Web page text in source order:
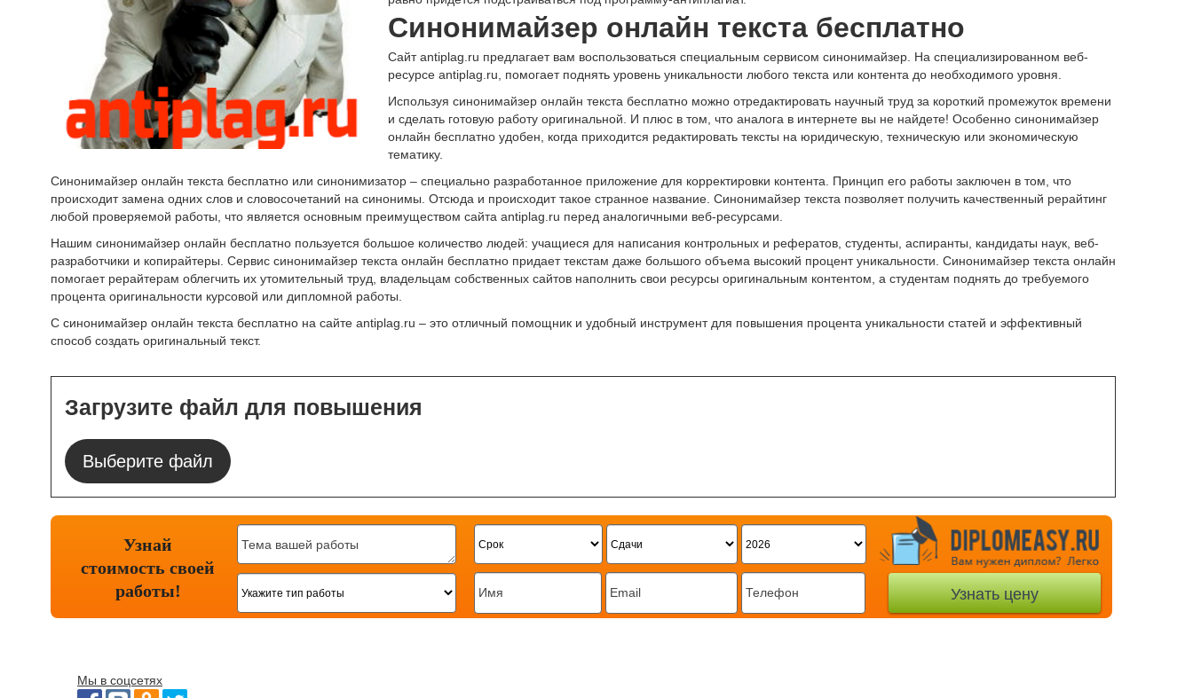
Синонимайзер онлайн текста бесплатно
Сайт antiplag.ru предлагает вам воспользоваться специальным сервисом синонимайзер. На специализированном веб-
ресурсе antiplag.ru, помогает поднять уровень уникальности любого текста или контента до необходимого уровня.
Используя синонимайзер онлайн текста бесплатно можно отредактировать научный труд за короткий промежуток времени
и сделать готовую работу оригинальной. И плюс в том, что аналога в интернете вы не найдете! Особенно синонимайзер
онлайн бесплатно удобен, когда приходится редактировать тексты на юридическую, техническую или экономическую
тематику.
Синонимайзер онлайн текста бесплатно или синонимизатор – специально разработанное приложение для корректировки контента. Принцип его работы заключен в том, что
происходит замена одних слов и словосочетаний на синонимы. Отсюда и происходит такое странное название. Синонимайзер текста позволяет получить качественный рерайтинг
любой проверяемой работы, что является основным преимуществом сайта antiplag.ru перед аналогичными веб-ресурсами.
Нашим синонимайзер онлайн бесплатно пользуется большое количество людей: учащиеся для написания контрольных и рефератов, студенты, аспиранты, кандидаты наук, веб-
разработчики и копирайтеры. Сервис синонимайзер текста онлайн бесплатно придает текстам даже большого объема высокий процент уникальности. Синонимайзер текста онлайн
помогает рерайтерам облегчить их утомительный труд, владельцам собственных сайтов наполнить свои ресурсы оригинальным контентом, а студентам поднять до требуемого
процента оригинальности курсовой или дипломной работы.
С синонимайзер онлайн текста бесплатно на сайте antiplag.ru – это отличный помощник и удобный инструмент для повышения процента уникальности статей и эффективный
способ создать оригинальный текст.
Загрузите файл для повышения
Выберите файл
Узнай
стоимость своей
работы!
Мы в соцсетях